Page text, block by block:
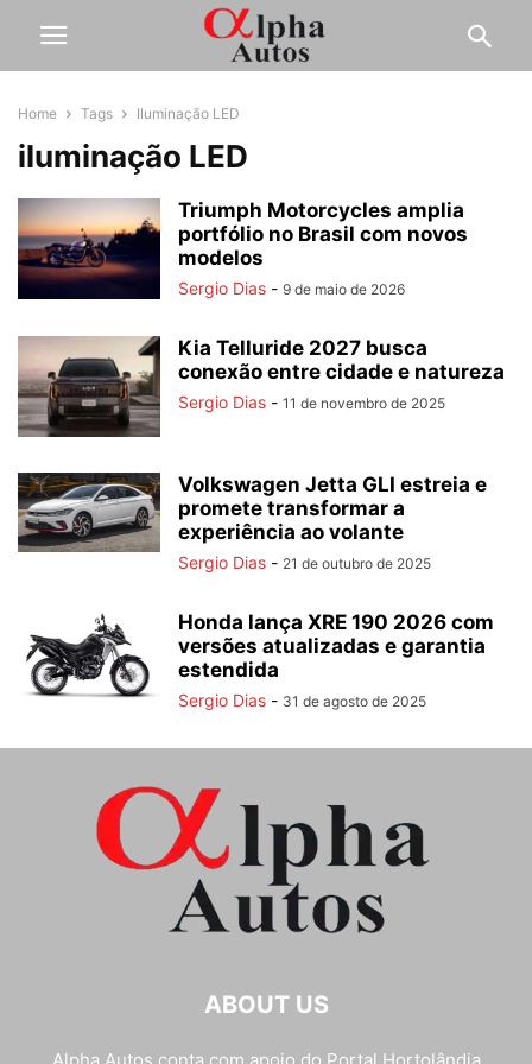
Home Tags Iluminação LED
iluminação LED
Triumph Motorcycles amplia
portfólio no Brasil com novos
modelos
Sergio Dias - 9 de maio de 2026
Kia Telluride 2027 busca
conexão entre cidade e natureza
Sergio Dias - 11 de novembro de 2025
Volkswagen Jetta GLI estreia e
promete transformar a
experiência ao volante
Sergio Dias - 21 de outubro de 2025
Honda lança XRE 190 2026 com
versões atualizadas e garantia
estendida
Sergio Dias - 31 de agosto de 2025
ABOUT US